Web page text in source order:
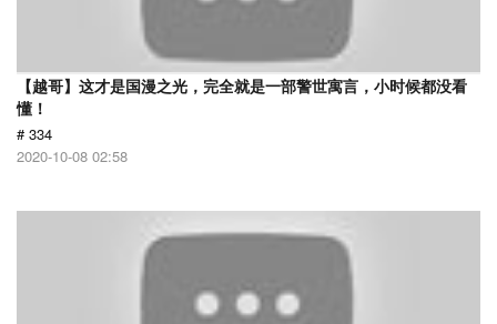
【越哥】这才是国漫之光，完全就是一部警世寓言，小时候都没看
懂！
# 334
2020-10-08 02:58